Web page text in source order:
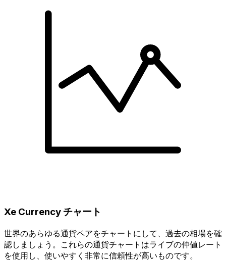
Xe Currency チャート
世界のあらゆる通貨ペアをチャートにして、過去の相場を確
認しましょう。これらの通貨チャートはライブの仲値レート
を使用し、使いやすく非常に信頼性が高いものです。